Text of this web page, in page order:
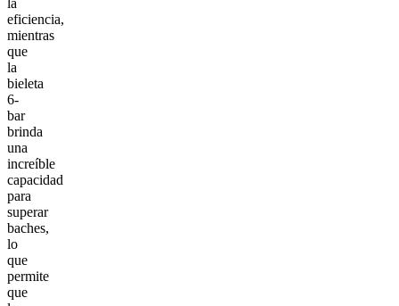
la
eficiencia,
mientras
que
la
bieleta
6-
bar
brinda
una
increíble
capacidad
para
superar
baches,
lo
que
permite
que